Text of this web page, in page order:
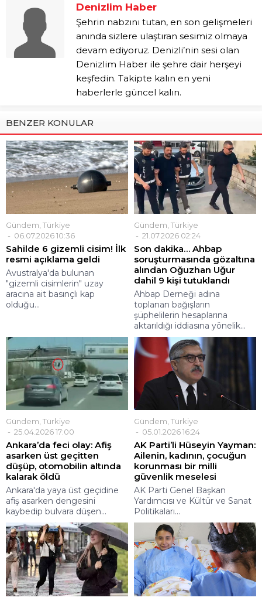
Denizlim Haber
Şehrin nabzını tutan, en son gelişmeleri
anında sizlere ulaştıran sesimiz olmaya
devam ediyoruz. Denizli’nin sesi olan
Denizlim Haber ile şehre dair herşeyi
keşfedin. Takipte kalın en yeni
haberlerle güncel kalın.
BENZER KONULAR
Gündem Türkiye
06.07.2026 10:36
Sahilde 6 gizemli cisim! İlk
resmi açıklama geldi
Avustralya'da bulunan
"gizemli cisimlerin" uzay
aracına ait basınçlı kap
olduğu...
Gündem Türkiye
21.07.2026 02:24
Son dakika… Ahbap
soruşturmasında gözaltına
alından Oğuzhan Uğur
dahil 9 kişi tutuklandı
Ahbap Derneği adına
toplanan bağışların
şüphelilerin hesaplarına
aktarıldığı iddiasına yönelik...
Gündem, Türkiye
25.04.2026 17:00
Ankara’da feci olay: Afiş
asarken üst geçitten
düşüp, otomobilin altında
kalarak öldü
Ankara'da yaya üst geçidine
afiş asarken dengesini
kaybedip bulvara düşen...
Gündem, Türkiye
05.01.2026 16:24
AK Parti’li Hüseyin Yayman:
Ailenin, kadının, çocuğun
korunması bir milli
güvenlik meselesi
AK Parti Genel Başkan
Yardımcısı ve Kültür ve Sanat
Politikaları...